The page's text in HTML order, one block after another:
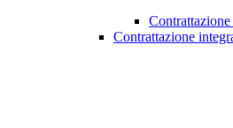
Contrattazione